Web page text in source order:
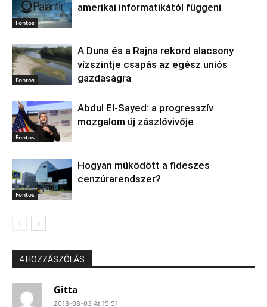
Fontos
amerikai informatikától függeni
Fontos
A Duna és a Rajna rekord alacsony
vízszintje csapás az egész uniós
gazdaságra
Fontos
Abdul El‑Sayed: a progresszív
mozgalom új zászlóvivője
Fontos
Hogyan működött a fideszes
cenzúrarendszer?
4 HOZZÁSZÓLÁS
Gitta
2018-08-03 At 15:51